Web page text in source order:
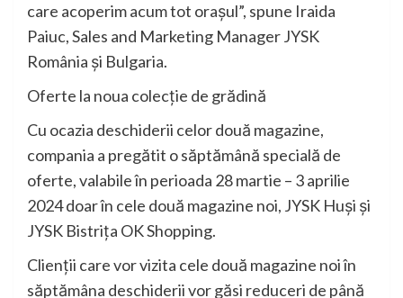
care acoperim acum tot orașul”, spune Iraida
Paiuc, Sales and Marketing Manager JYSK
România și Bulgaria.
Oferte la noua colecție de grădină
Cu ocazia deschiderii celor două magazine,
compania a pregătit o săptămână specială de
oferte, valabile în perioada 28 martie – 3 aprilie
2024 doar în cele două magazine noi, JYSK Huși și
JYSK Bistrița OK Shopping.
Clienții care vor vizita cele două magazine noi în
săptămâna deschiderii vor găsi reduceri de până